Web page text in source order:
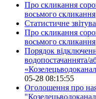
Про скликання
восьмого скликання
Статистичне
Про скликання
восьмого скликання
Порядок
водопостачаннята/
05-28 08:15:55
Оголошення про